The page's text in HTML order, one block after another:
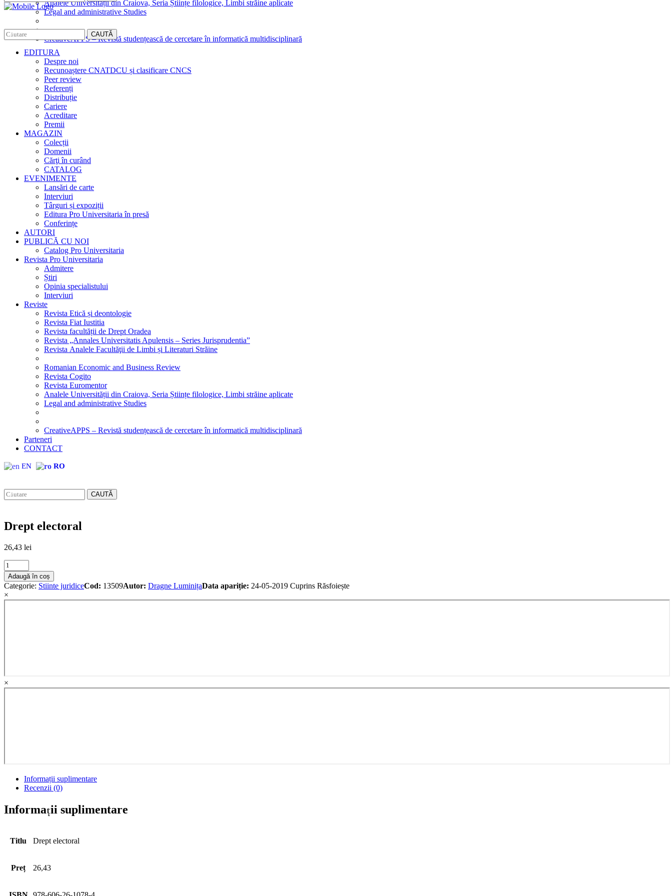
Analele Universității din Craiova, Seria Științe filologice, Limbi străine aplicate
Legal and administrative Studies
CreativeAPPS – Revistă studențească de cercetare în informatică multidisciplinară
CAUTĂ
EDITURA
Despre noi
Recunoaștere CNATDCU și clasificare CNCS
Peer review
Referenți
Distribuție
Cariere
Acreditare
Premii
MAGAZIN
Colecții
Domenii
Cărţi în curând
CATALOG
EVENIMENTE
Lansări de carte
Interviuri
Târguri și expoziții
Editura Pro Universitaria în presă
Conferințe
AUTORI
PUBLICĂ CU NOI
Catalog Pro Universitaria
Revista Pro Universitaria
Admitere
Știri
Opinia specialistului
Interviuri
Reviste
Revista Etică și deontologie
Revista Fiat Iustitia
Revista facultății de Drept Oradea
Revista „Annales Universitatis Apulensis – Series Jurisprudentia”
Revista Analele Facultăţii de Limbi și Literaturi Străine
Romanian Economic and Business Review
Revista Cogito
Revista Euromentor
Analele Universității din Craiova, Seria Științe filologice, Limbi străine aplicate
Legal and administrative Studies
CreativeAPPS – Revistă studențească de cercetare în informatică multidisciplinară
Parteneri
CONTACT
EN RO
CAUTĂ
Drept electoral
26,43 lei
Drept
electoral
quantity
Adaugă în coș
Categorie: Stiinte juridiceCod: 13509Autor: Dragne LuminițaData apariție: 24-05-2019 Cuprins Răsfoiește
×
×
Informații suplimentare
Recenzii (0)
Informații suplimentare
Titlu Drept electoral
Preț 26,43